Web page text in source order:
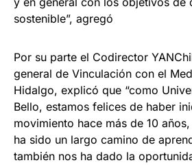
sostenible”, agregó
Por su parte el Codirector
general de Vinculación con el
Hidalgo, explicó que “como
Bello, estamos felices de haber
movimiento hace más de 10
ha sido un largo camino de
también nos ha dado la